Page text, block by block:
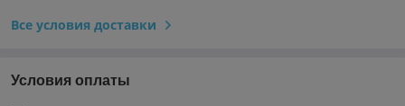
Все условия доставки
Условия оплаты